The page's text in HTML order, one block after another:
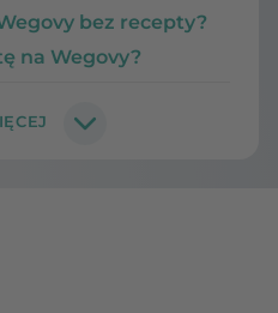
bez recepty?
na Wegovy?